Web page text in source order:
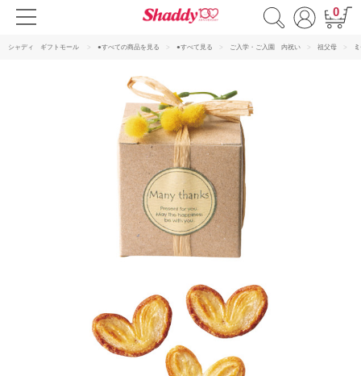
0
シャディ ギフトモール ●すべての商品を見る ●すべて見る ご入学・ご入園 内祝い 祖父母